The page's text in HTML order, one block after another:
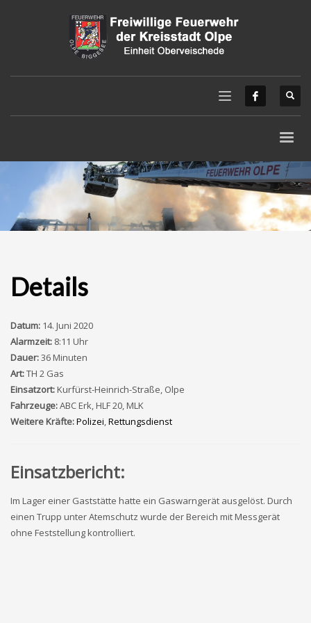
Details
Datum: 14. Juni 2020
Alarmzeit: 8:11 Uhr
Dauer:36 Minuten
Art:TH 2 Gas
Einsatzort:Kurfürst-Heinrich-Straße, Olpe
Fahrzeuge:ABC Erk, HLF 20, MLK
Weitere Kräfte:Polizei,Rettungsdienst
Einsatzbericht:
Im Lager einer Gaststätte hatte ein Gaswarngerät ausgelöst. Durch
einen Trupp unter Atemschutz wurde der Bereich mit Messgerät
ohne Feststellung kontrolliert.